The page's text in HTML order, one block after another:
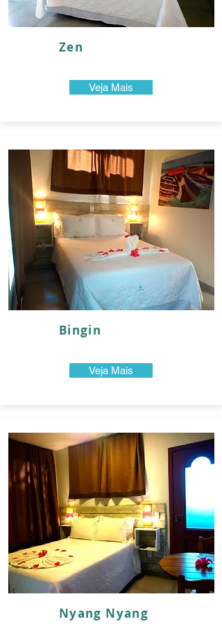
Zen
Veja Mais
Bingin
Veja Mais
Nyang Nyang